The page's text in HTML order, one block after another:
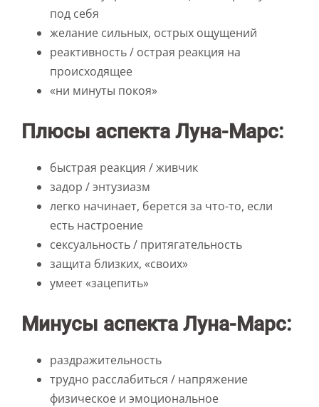
под себя
желание сильных, острых ощущений
реактивность / острая реакция на
происходящее
«ни минуты покоя»
Плюсы аспекта Луна-Марс:
быстрая реакция / живчик
задор / энтузиазм
легко начинает, берется за что-то, если
есть настроение
сексуальность / притягательность
защита близких, «своих»
умеет «зацепить»
Минусы аспекта Луна-Марс:
раздражительность
трудно расслабиться / напряжение
физическое и эмоциональное